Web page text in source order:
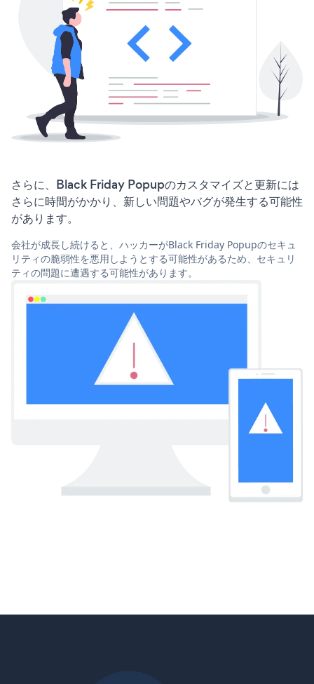
さらに、Black Friday Popupのカスタマイズと更新には
さらに時間がかかり、新しい問題やバグが発生する可能性
があります。
会社が成長し続けると、ハッカーがBlack Friday Popupのセキュ
リティの脆弱性を悪用しようとする可能性があるため、セキュリ
ティの問題に遭遇する可能性があります。